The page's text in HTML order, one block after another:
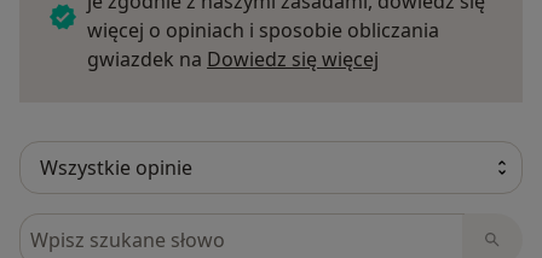
więcej o opiniach i sposobie obliczania
gwiazdek na Dowiedz się więcej
Szukaj w opiniach